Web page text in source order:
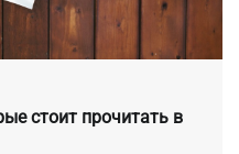
стоит прочитать в